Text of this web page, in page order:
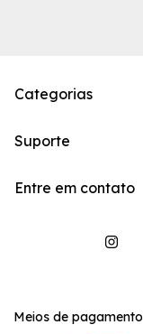
Categorias
Suporte
Entre em contato
Meios de pagamento